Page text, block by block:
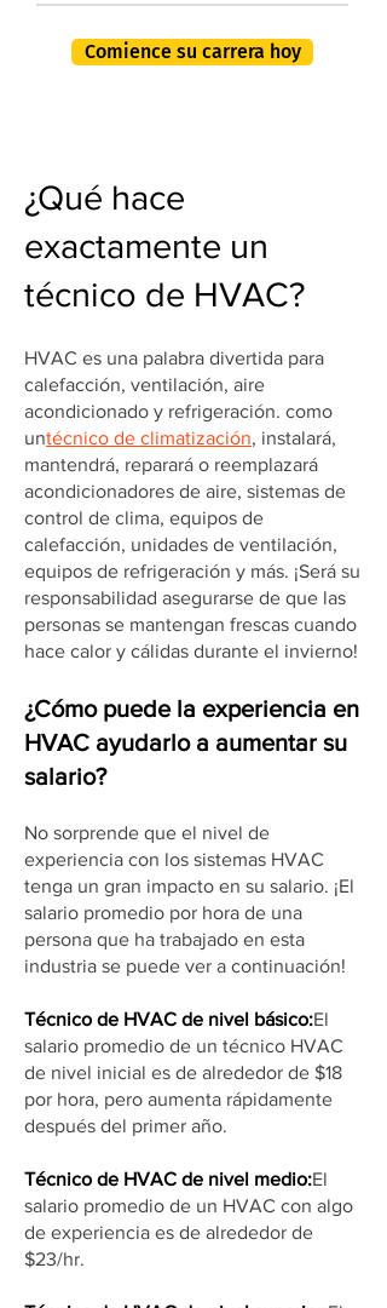
Comience su carrera hoy
¿Qué hace
exactamente un
técnico de HVAC?
HVAC es una palabra divertida para
calefacción, ventilación, aire
acondicionado y refrigeración. como
untécnico de climatización, instalará,
mantendrá, reparará o reemplazará
acondicionadores de aire, sistemas de
control de clima, equipos de
calefacción, unidades de ventilación,
equipos de refrigeración y más. ¡Será su
responsabilidad asegurarse de que las
personas se mantengan frescas cuando
hace calor y cálidas durante el invierno!
¿Cómo puede la experiencia en
HVAC ayudarlo a aumentar su
salario?
No sorprende que el nivel de
experiencia con los sistemas HVAC
tenga un gran impacto en su salario. ¡El
salario promedio por hora de una
persona que ha trabajado en esta
industria se puede ver a continuación!
Técnico de HVAC de nivel básico:El
salario promedio de un técnico HVAC
de nivel inicial es de alrededor de $18
por hora, pero aumenta rápidamente
después del primer año.
Técnico de HVAC de nivel medio:El
salario promedio de un HVAC con algo
de experiencia es de alrededor de
$23/hr.